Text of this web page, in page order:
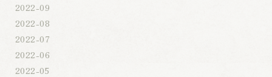
2022-09
2022-08
2022-07
2022-06
2022-05